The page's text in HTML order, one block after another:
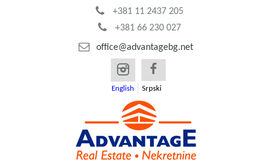
main
+381 11 2437 205
+381 66 230 027
office@advantagebg.net
English Srpski